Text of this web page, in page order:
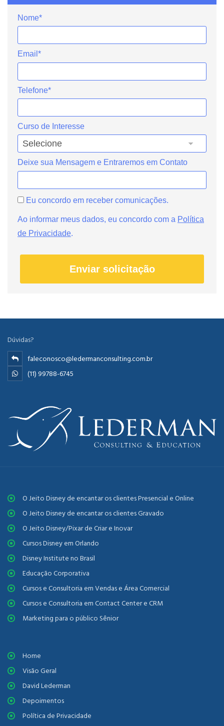
Nome*
Email*
Telefone*
Curso de Interesse
Deixe sua Mensagem e Entraremos em Contato
Eu concordo em receber comunicações.
Ao informar meus dados, eu concordo com a Política
de Privacidade.
Enviar solicitação
Dúvidas?
faleconosco@ledermanconsulting.com.br
(11) 99788-6745
O Jeito Disney de encantar os clientes Presencial e Online
O Jeito Disney de encantar os clientes Gravado
O Jeito Disney/Pixar de Criar e Inovar
Cursos Disney em Orlando
Disney Institute no Brasil
Educação Corporativa
Cursos e Consultoria em Vendas e Área Comercial
Cursos e Consultoria em Contact Center e CRM
Marketing para o público Sênior
Home
Visão Geral
David Lederman
Depoimentos
Política de Privacidade